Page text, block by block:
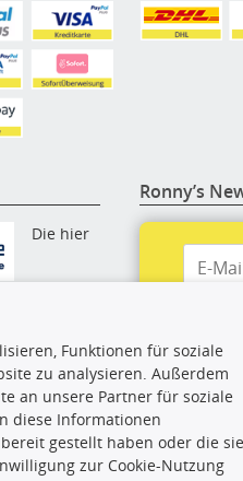
Die hier
oder die
vorherige
zu
durch
Ein
Ronny’s
Mit der
(*Pflichtfeld)
Funktionen für soziale
zu analysieren. Außerdem
an unsere Partner für soziale
diese Informationen
gestellt haben oder die
zur Cookie-Nutzung